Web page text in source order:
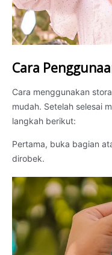
Cara
Cara menggunakan
mudah. Setelah selesai
langkah berikut:
Pertama, buka bagian
dirobek.